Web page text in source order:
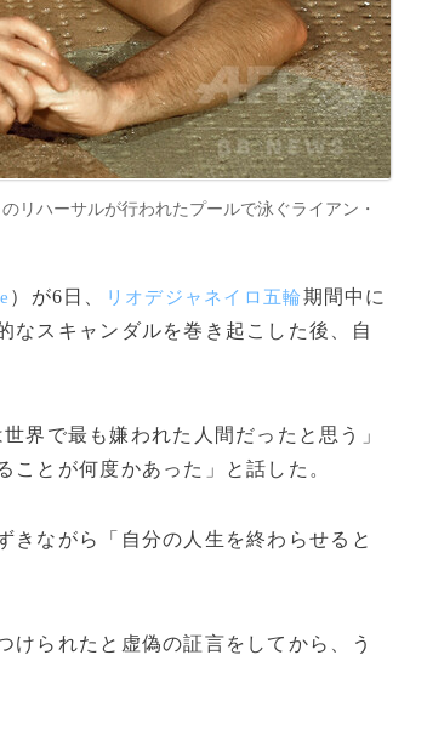
リハーサルが行われたプールで泳ぐライアン・
）が6日、 リオデジャネイロ五輪期間中に
なスキャンダルを巻き起こした後、自
界で最も嫌われた人間だったと思う」
ことが何度かあった」と話した。
ながら「自分の人生を終わらせると
られたと虚偽の証言をしてから、う